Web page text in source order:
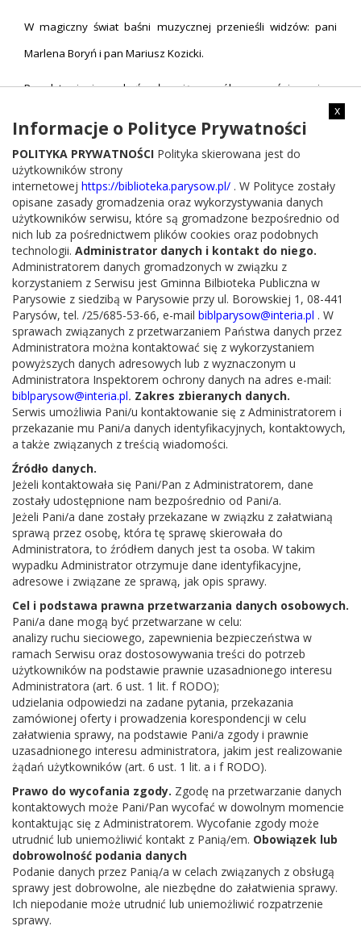
W magiczny świat baśni muzycznej przenieśli widzów: pani
Marlena Boryń i pan Mariusz Kozicki.
Przedstawienie zakończyło się wspólnym zaśpiewaniem
piosenki „Jakaż to miła, mała dziewczynka”, którą nuciły
Calineczce ptaszki.
Organizatorami wakacyjnego wydarzenia dla najmłodszych
byli: Pani Bożena Kwiatkowska – Wójt Gminy Parysów oraz
Gminna Biblioteka Publiczna w Parysowie.
Kontakt
Adres:Borowska 1, 08-441 Parysów
Telefon:25 6855366
E-mail:
x
Informacje o Polityce Prywatności
POLITYKA PRYWATNOŚCI Polityka skierowana jest do
użytkowników strony
internetowej https://biblioteka.parysow.pl/ . W Polityce zostały
opisane zasady gromadzenia oraz wykorzystywania danych
użytkowników serwisu, które są gromadzone bezpośrednio od
nich lub za pośrednictwem plików cookies oraz podobnych
technologii. Administrator danych i kontakt do niego.
Administratorem danych gromadzonych w związku z
korzystaniem z Serwisu jest Gminna Bilbioteka Publiczna w
Parysowie z siedzibą w Parysowie przy ul. Borowskiej 1, 08-441
Parysów, tel. /25/685-53-66, e-mail biblparysow@interia.pl . W
sprawach związanych z przetwarzaniem Państwa danych przez
Administratora można kontaktować się z wykorzystaniem
powyższych danych adresowych lub z wyznaczonym u
Administratora Inspektorem ochrony danych na adres e-mail:
biblparysow@interia.pl. Zakres zbieranych danych.
Serwis umożliwia Pani/u kontaktowanie się z Administratorem i
przekazanie mu Pani/a danych identyfikacyjnych, kontaktowych,
a także związanych z treścią wiadomości.
Źródło danych.
Jeżeli kontaktowała się Pani/Pan z Administratorem, dane
zostały udostępnione nam bezpośrednio od Pani/a.
Jeżeli Pani/a dane zostały przekazane w związku z załatwianą
sprawą przez osobę, która tę sprawę skierowała do
Administratora, to źródłem danych jest ta osoba. W takim
wypadku Administrator otrzymuje dane identyfikacyjne,
adresowe i związane ze sprawą, jak opis sprawy.
Cel i podstawa prawna przetwarzania danych osobowych.
Pani/a dane mogą być przetwarzane w celu:
analizy ruchu sieciowego, zapewnienia bezpieczeństwa w
ramach Serwisu oraz dostosowywania treści do potrzeb
użytkowników na podstawie prawnie uzasadnionego interesu
Administratora (art. 6 ust. 1 lit. f RODO);
udzielania odpowiedzi na zadane pytania, przekazania
zamówionej oferty i prowadzenia korespondencji w celu
załatwienia sprawy, na podstawie Pani/a zgody i prawnie
uzasadnionego interesu administratora, jakim jest realizowanie
żądań użytkowników (art. 6 ust. 1 lit. a i f RODO).
Prawo do wycofania zgody. Zgodę na przetwarzanie danych
kontaktowych może Pani/Pan wycofać w dowolnym momencie
kontaktując się z Administratorem. Wycofanie zgody może
utrudnić lub uniemożliwić kontakt z Panią/em. Obowiązek lub
dobrowolność podania danych
Podanie danych przez Panią/a w celach związanych z obsługą
sprawy jest dobrowolne, ale niezbędne do załatwienia sprawy.
Ich niepodanie może utrudnić lub uniemożliwić rozpatrzenie
sprawy.